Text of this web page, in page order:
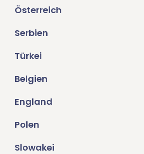
Österreich
Serbien
Türkei
Belgien
England
Polen
Slowakei